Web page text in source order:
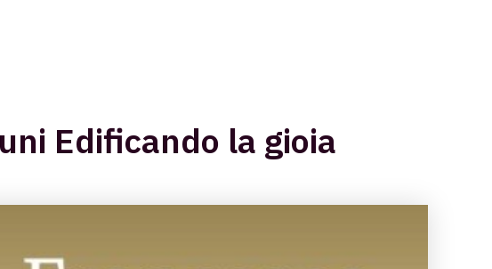
Edificando la gioia